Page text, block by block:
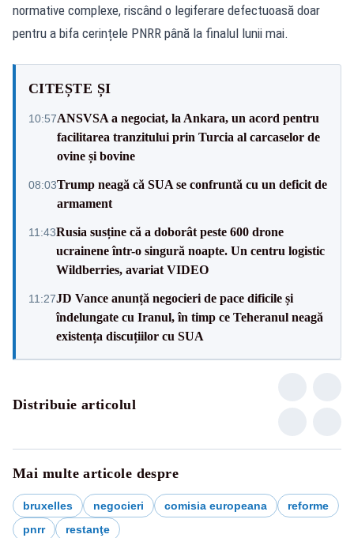
normative complexe, riscând o legiferare defectuoasă doar
pentru a bifa cerințele PNRR până la finalul lunii mai.
CITEȘTE ȘI
10:57ANSVSA a negociat, la Ankara, un acord pentru
facilitarea tranzitului prin Turcia al carcaselor de
ovine și bovine
08:03Trump neagă că SUA se confruntă cu un deficit de
armament
11:43Rusia susține că a doborât peste 600 drone
ucrainene într-o singură noapte. Un centru logistic
Wildberries, avariat VIDEO
11:27JD Vance anunță negocieri de pace dificile și
îndelungate cu Iranul, în timp ce Teheranul neagă
existența discuțiilor cu SUA
Distribuie articolul
Mai multe articole despre
bruxelles negocieri comisia europeana
reforme
pnrr
restanţe